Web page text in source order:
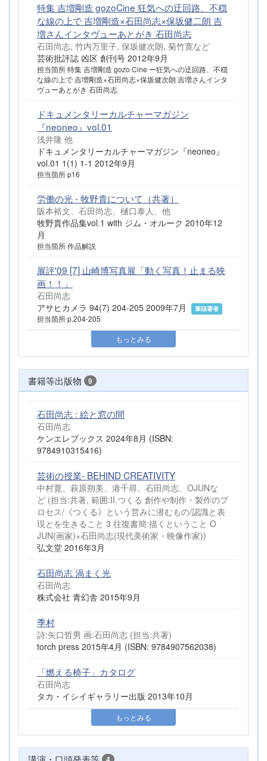
特集 吉増剛造 gozoCine 狂気への迂回路、不穏
な線の上で 吉増剛造×石田尚志×保坂健二朗 吉
増さんインタヴューあとがき 石田尚志
石田尚志, 竹内万里子, 保坂健次朗, 菊竹寛など
芸術批評誌 凶区 創刊号 2012年9月
担当箇所 特集 吉増剛造 gozo Cine ー狂気への迂回路、不穏
な線の上で 吉増剛造×石田尚志×保坂健次朗 吉増さんインタ
ヴューあとがき 石田尚志
ドキュメンタリーカルチャーマガジン
『neoneo』vol.01
浅井隆 他
ドキュメンタリーカルチャーマガジン『neoneo』
vol.01 1(1) 1-1 2012年9月
担当箇所 p16
労働の光 - 牧野貴について（共著）
阪本裕文、石田尚志、樋口泰人、他
牧野貴作品集vol.1 with ジム・オルーク 2010年12
月
担当箇所 作品解説
展評'09 [7] 山崎博写真展「動く写真！止まる映
画！！」
石田尚志
アサヒカメラ 94(7) 204-205 2009年7月
筆頭著者
担当箇所 p.204-205
もっとみる
書籍等出版物 9
石田尚志 : 絵と窓の間
石田尚志
ケンエレブックス 2024年8月 (ISBN:
9784910315416)
芸術の授業- BEHIND CREATIVITY
中村寛、萩原朔美、港千尋、石田尚志、OJUNな
ど (担当:共著, 範囲:II.つくる 創作や制作・製作のプ
ロセス/《つくる》という営みに潜むもの/認識と表
現とを生きること 3 往復書簡:描くということ O
JUN(画家)×石田尚志(現代美術家・映像作家))
弘文堂 2016年3月
石田尚志 渦まく光
石田尚志
株式会社 青幻舎 2015年9月
季村
詩:矢口哲男 画:石田尚志 (担当:共著)
torch press 2015年4月 (ISBN: 9784907562038)
「燃える椅子」カタログ
石田尚志
タカ・イシイギャラリー出版 2013年10月
もっとみる